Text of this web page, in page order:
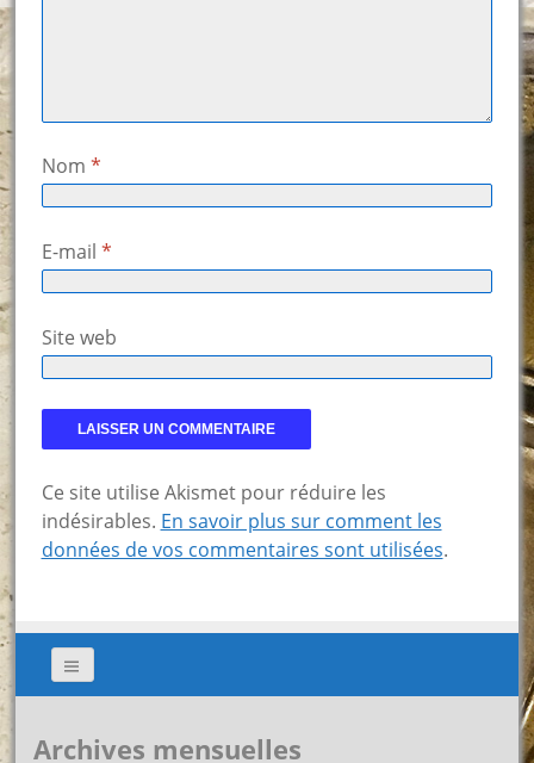
Nom *
E-mail *
Site web
Ce site utilise Akismet pour réduire les
indésirables. En savoir plus sur comment les
données de vos commentaires sont utilisées.
Archives mensuelles